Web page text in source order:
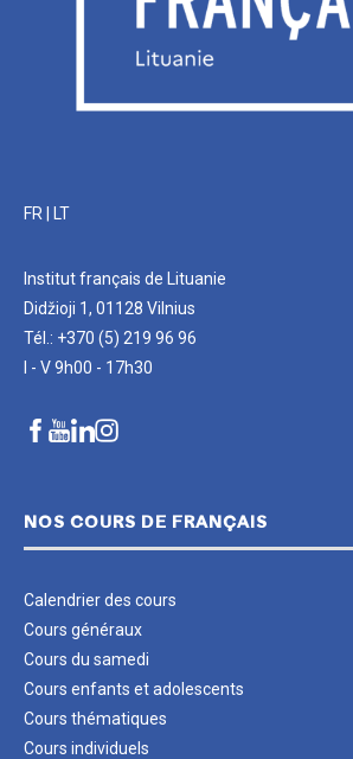
FR LT
Institut français de Lituanie
Didžioji 1, 01128 Vilnius
Tél.: +370 (5) 219 96 96
I - V 9h00 - 17h30
NOS COURS DE FRANÇAIS
Calendrier des cours
Cours généraux
Cours du samedi
Cours enfants et adolescents
Cours thématiques
Cours individuels